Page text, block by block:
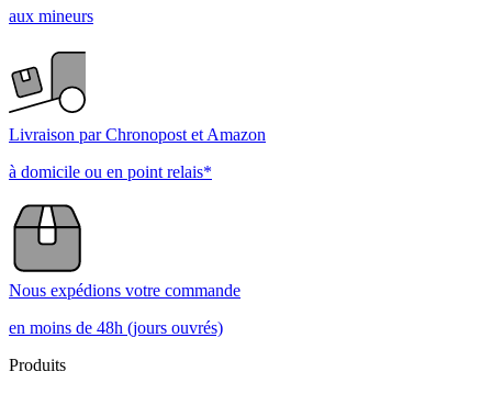
aux mineurs
Livraison par Chronopost et Amazon
à domicile ou en point relais*
Nous expédions votre commande
en moins de 48h (jours ouvrés)
Produits